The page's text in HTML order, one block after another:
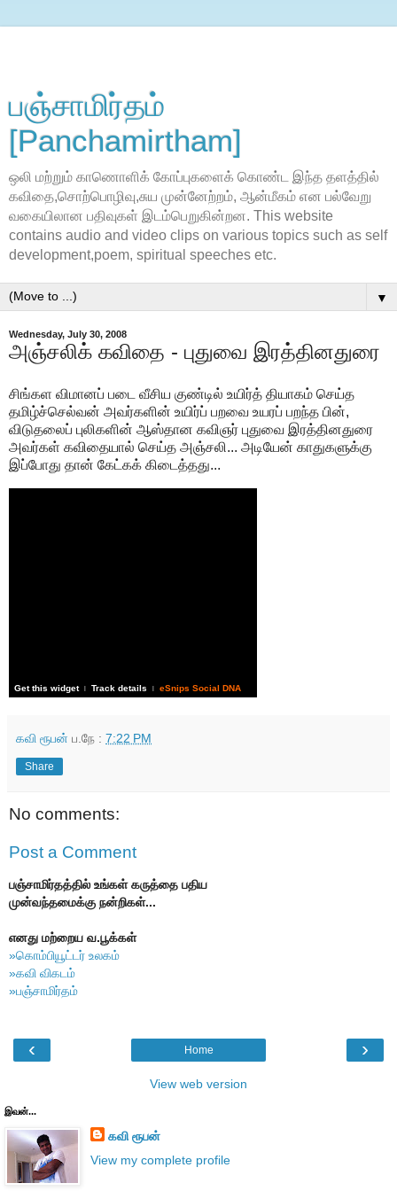
பஞ்சாமிர்தம்
[Panchamirtham]
ஒலி மற்றும் காணொளிக் கோப்புகளைக் கொண்ட இந்த தளத்தில்
கவிதை,சொற்பொழிவு,சுய முன்னேற்றம், ஆன்மீகம் என பல்வேறு
வகையிலான பதிவுகள் இடம்பெறுகின்றன. This website
contains audio and video clips on various topics such as self
development,poem, spiritual speeches etc.
▼
Wednesday, July 30, 2008
அஞ்சலிக் கவிதை - புதுவை இரத்தினதுரை
சிங்கள விமானப் படை வீசிய குண்டில் உயிர்த் தியாகம் செய்த
தமிழ்ச்செல்வன் அவர்களின் உயிர்ப் பறவை உயரப் பறந்த பின்,
விடுதலைப் புலிகளின் ஆஸ்தான கவிஞர் புதுவை இரத்தினதுரை
அவர்கள் கவிதையால் செய்த அஞ்சலி... அடியேன் காதுகளுக்கு
இப்போது தான் கேட்கக் கிடைத்தது...
Get this widget | Track details | eSnips Social DNA
கவி ரூபன் ப.நே : 7:22 PM
Share
No comments:
Post a Comment
பஞ்சாமிர்தத்தில் உங்கள் கருத்தை பதிய
முன்வந்தமைக்கு நன்றிகள்...
எனது மற்றைய வ.பூக்கள்
»கொம்பியூட்டர் உலகம்
»கவி விகடம்
»பஞ்சாமிர்தம்
‹ ›
Home
View web version
இவன்...
கவி ரூபன்
View my complete profile